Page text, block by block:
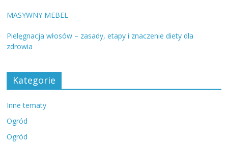
MASYWNY MEBEL
Pielęgnacja włosów – zasady, etapy i znaczenie diety dla
zdrowia
Kategorie
Inne tematy
Ogród
Ogród